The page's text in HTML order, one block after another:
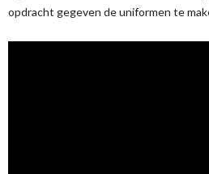
opdracht gegeven de uniformen te